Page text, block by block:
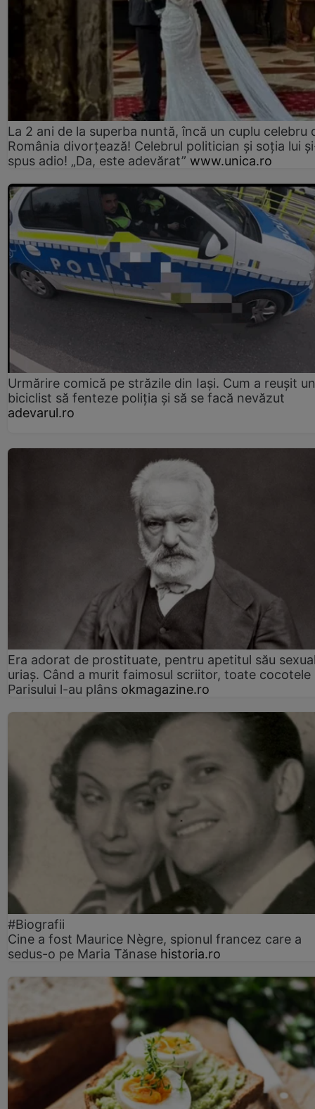
La 2 ani de la superba nuntă, încă un cuplu celebru
România divorțează! Celebrul politician și soția lui
spus adio! „Da, este adevărat” www.unica.ro
Urmărire comică pe străzile din Iași. Cum a reușit un
biciclist să fenteze poliția și să se facă nevăzut
adevarul.ro
Era adorat de prostituate, pentru apetitul său
uriaș. Când a murit faimosul scriitor, toate cocotele
Parisului l-au plâns okmagazine.ro
#Biografii
Cine a fost Maurice Nègre, spionul francez care a
sedus-o pe Maria Tănase historia.ro